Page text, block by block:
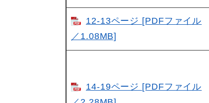
12-13ページ [PDFファイル
／1.08MB]
14-19ページ [PDFファイル